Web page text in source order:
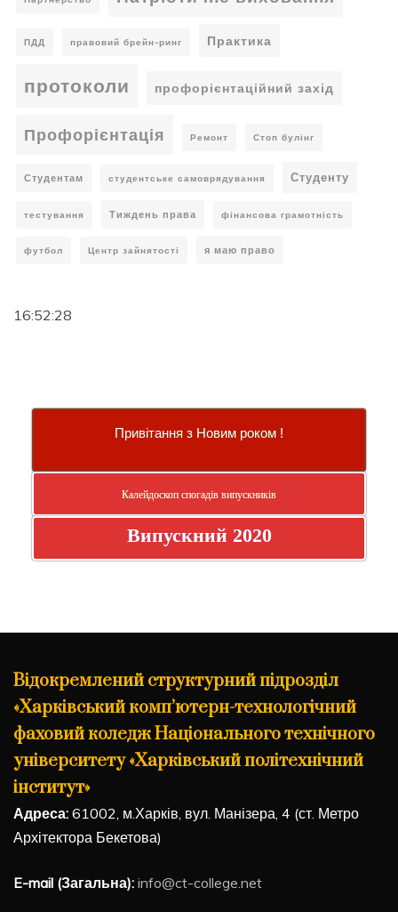
ПДД правовий брейн-ринг Практика
протоколи профорієнтаційний захід
Профорієнтація Ремонт Стоп булінг
Студентам студентське самоврядування Студенту
тестування Тиждень права фінансова грамотність
футбол Центр зайнятості я маю право
16:52:28
Привітання з Новим роком !
Калейдоскоп спогадів випускників
Випускний 2020
Відокремлений структурний підрозділ
«Харківський комп’ютерн-технологічний
фаховий коледж Національного технічного
університету «Харківський політехнічний
інститут»
Адреса: 61002, м.Харків, вул. Манізера, 4 (ст. Метро
Архітектора Бекетова)
E-mail (Загальна): info@ct-college.net